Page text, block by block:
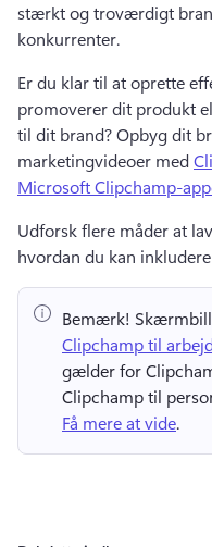
stærkt og troværdigt
konkurrenter.
Er du klar til at oprette
promoverer dit produkt
til dit brand? Opbyg dit
marketingvideoer med
Microsoft Clipchamp-
Udforsk flere måder at
hvordan du kan inkludere
Bemærk!
Clipchamp til
gælder for
Få mere at vide.